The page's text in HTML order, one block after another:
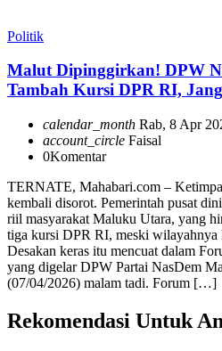
Politik
Malut Dipinggirkan! DPW
Tambah Kursi DPR RI,
calendar_month Rab, 8 Apr
account_circle Faisal
0Komentar
TERNATE, Mahabari.com –
kembali disorot. Pemerintah pusat
riil masyarakat Maluku Utara, yang
tiga kursi DPR RI, meski wilayahnya
Desakan keras itu mencuat dalam
yang digelar DPW Partai NasDem
(07/04/2026) malam tadi. Forum […]
Rekomendasi Untuk